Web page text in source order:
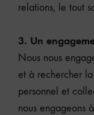
relations, le tout
3. Un
Nous nous
et à rechercher
personnel et
nous engageons